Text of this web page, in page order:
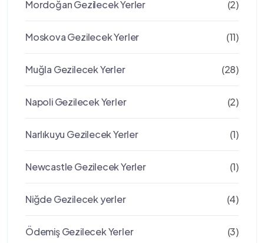
Mordoğan Gezilecek Yerler (2)
Moskova Gezilecek Yerler (11)
Muğla Gezilecek Yerler (28)
Napoli Gezilecek Yerler (2)
Narlıkuyu Gezilecek Yerler (1)
Newcastle Gezilecek Yerler (1)
Niğde Gezilecek yerler (4)
Ödemiş Gezilecek Yerler (3)